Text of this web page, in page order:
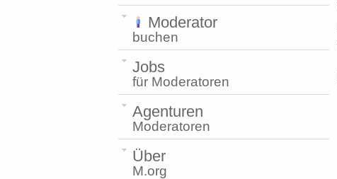
Moderator
buchen
Jobs
für Moderatoren
Agenturen
Moderatoren
Über
M.org